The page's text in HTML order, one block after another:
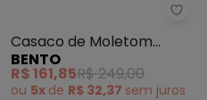
Casaco de Moletom
Estampa Camarada
Preto
BENTO
R$ 161,85R$ 249,00
ou 5x de R$ 32,37 sem juros